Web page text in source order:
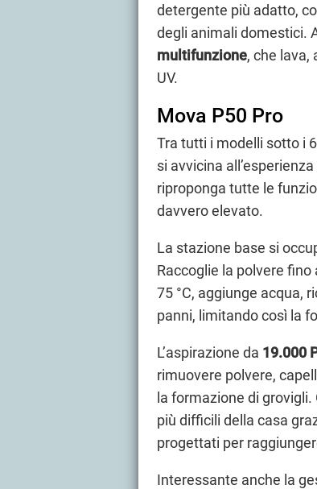
detergente più adatto,
degli animali domestici.
multifunzione, che
UV.
Mova P50 Pro
Tra tutti i modelli sotto i
si avvicina
riproponga tutte le
davvero elevato.
La stazione base si
Raccoglie la polvere fino
75 °C, aggiunge acqua,
panni, limitando così la
L’aspirazione da 19.000
rimuovere polvere,
la formazione di
più difficili della casa
progettati per
Interessante anche la